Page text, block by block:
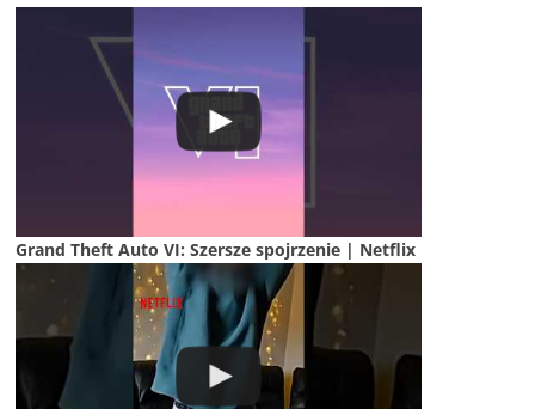
Grand Theft Auto VI: Szersze spojrzenie | Netflix